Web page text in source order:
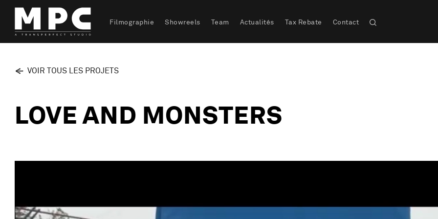
Filmographie Showreels Team Actualités Tax Rebate Contact
VOIR TOUS LES PROJETS
LOVE AND MONSTERS